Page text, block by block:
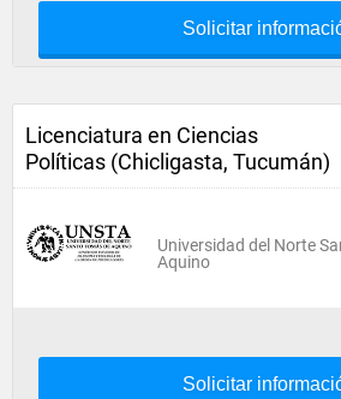
Solicitar
Licenciatura en Ciencias
Políticas (Chicligasta, Tucumán)
Universidad del Norte
Aquino
Solicitar